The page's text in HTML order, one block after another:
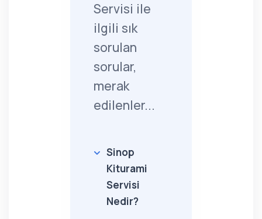
Servisi ile
ilgili sık
sorulan
sorular,
merak
edilenler...
Sinop
Kiturami
Servisi
Nedir?